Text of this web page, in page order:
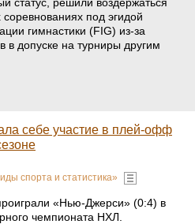
под эгидой
гимнастики (FIG) из-за
в допуске на турниры другим
себе участие в плей-офф
спорта и статистика»
«Нью-Джерси» (0:4) в
чемпионата НХЛ.